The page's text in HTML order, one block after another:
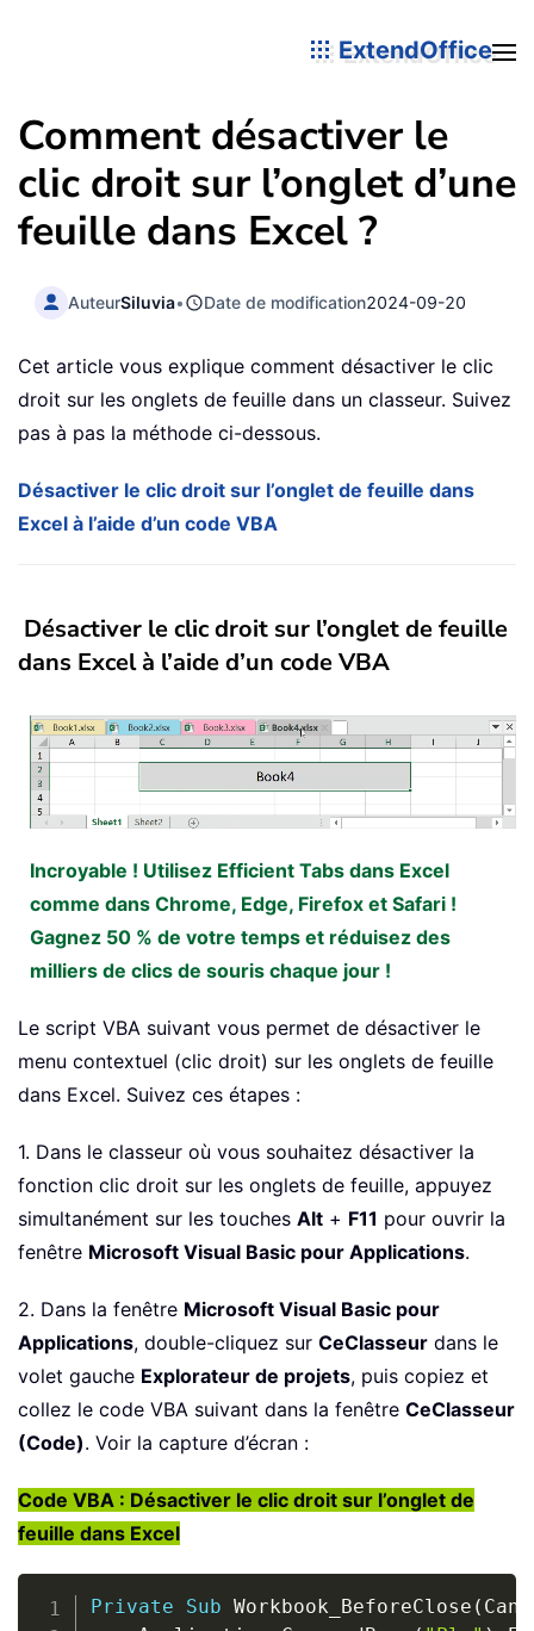
ExtendOffice
Comment désactiver le
clic droit sur l’onglet d’une
feuille dans Excel ?
AuteurSiluvia• Date de modification2024-09-20
Cet article vous explique comment désactiver le clic
droit sur les onglets de feuille dans un classeur. Suivez
pas à pas la méthode ci-dessous.
Désactiver le clic droit sur l’onglet de feuille dans
Excel à l’aide d’un code VBA
Désactiver le clic droit sur l’onglet de feuille
dans Excel à l’aide d’un code VBA
Incroyable ! Utilisez Efficient Tabs dans Excel
comme dans Chrome, Edge, Firefox et Safari !
Gagnez 50 % de votre temps et réduisez des
milliers de clics de souris chaque jour !
Le script VBA suivant vous permet de désactiver le
menu contextuel (clic droit) sur les onglets de feuille
dans Excel. Suivez ces étapes :
1. Dans le classeur où vous souhaitez désactiver la
fonction clic droit sur les onglets de feuille, appuyez
simultanément sur les touches Alt + F11 pour ouvrir la
fenêtre Microsoft Visual Basic pour Applications.
2. Dans la fenêtre Microsoft Visual Basic pour
Applications, double-cliquez sur CeClasseur dans le
volet gauche Explorateur de projets, puis copiez et
collez le code VBA suivant dans la fenêtre CeClasseur
(Code). Voir la capture d’écran :
Code VBA : Désactiver le clic droit sur l’onglet de
feuille dans Excel
Private Sub Workbook_BeforeClose (
Copy